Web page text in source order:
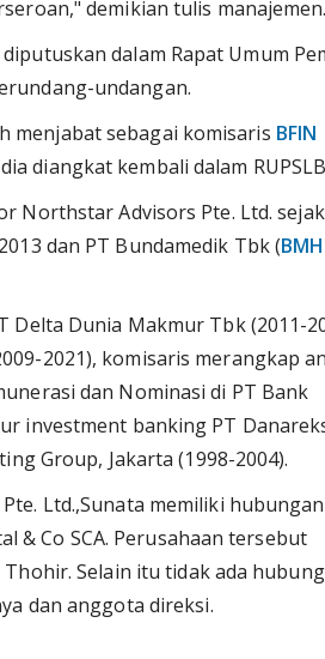
demikian tulis manajemen.
dalam Rapat Umum
undangan.
menjabat sebagai komisaris BFIN
diangkat kembali dalam
Northstar Advisors Pte. Ltd. sejak
dan PT Bundamedik Tbk (
Dunia Makmur Tbk (2011-
2021), komisaris merangkap
dan Nominasi di PT Bank
investment banking PT
Group, Jakarta (1998-2004).
Ltd.,Sunata memiliki
& Co SCA. Perusahaan tersebut
Selain itu tidak ada
dan anggota direksi.